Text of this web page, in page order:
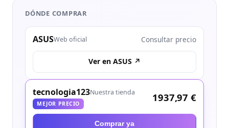
DÓNDE COMPRAR
ASUSWeb oficial Consultar precio
Ver en ASUS ↗
tecnologia123Nuestra tienda
MEJOR PRECIO
1937,97 €
Comprar ya